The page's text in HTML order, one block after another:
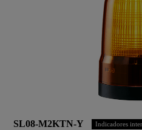
SL08-M2KTN-Y Indicadores